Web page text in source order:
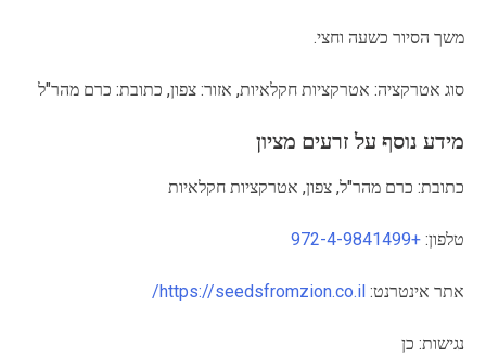
משך הסיור כשעה וחצי.
סוג אטרקציה: אטרקציות חקלאיות, אזור: צפון, כתובת: כרם מהר"ל
מידע נוסף על זרעים מציון
כתובת: כרם מהר"ל, צפון, אטרקציות חקלאיות
טלפון: +972-4-9841499
אתר אינטרנט: https://seedsfromzion.co.il/
נגישות: כן